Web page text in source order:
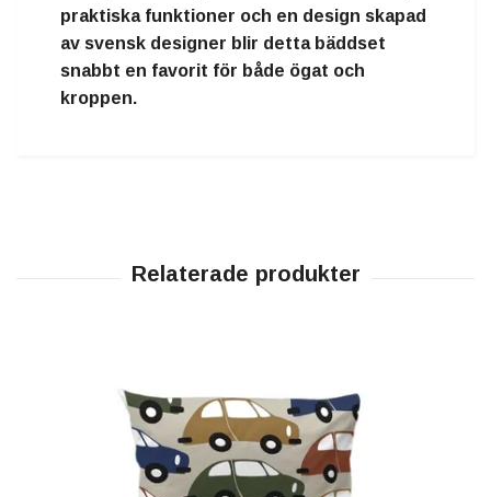
praktiska funktioner och en design skapad
av svensk designer blir detta bäddset
snabbt en favorit för både ögat och
kroppen.